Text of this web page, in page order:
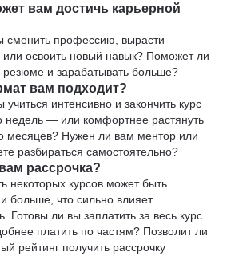
вам достичь карьерной
сменить профессию, вырасти
или освоить новый навык? Поможет ли
резюме и зарабатывать больше?
вам подходит?
учиться интенсивно и закончить курс
недель — или комфортнее растянуть
месяцев? Нужен ли вам ментор или
разбираться самостоятельно?
рассрочка?
некоторых курсов может быть
больше, что сильно влияет
Готовы ли вы заплатить за весь курс
платить по частям? Позволит ли
рейтинг получить рассрочку